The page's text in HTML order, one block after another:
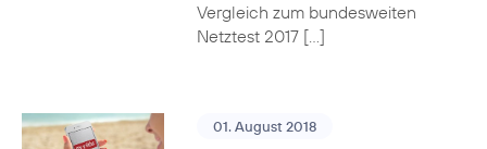
Vergleich zum bundesweiten
Netztest 2017 […]
01. August 2018